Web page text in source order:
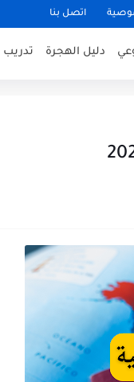
اتصل بنا
دليل الهجرة